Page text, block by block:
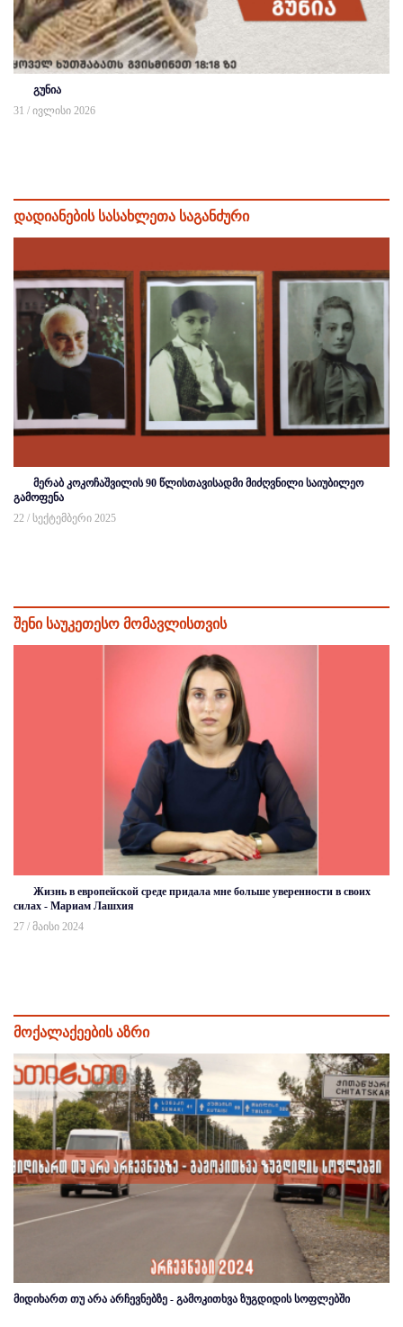
გუნია
31 / ივლისი 2026
დადიანების სასახლეთა საგანძური
მერაბ კოკოჩაშვილის 90 წლისთავისადმი მიძღვნილი საიუბილეო
გამოფენა
22 / სექტემბერი 2025
შენი საუკეთესო მომავლისთვის
Жизнь в европейской среде придала мне больше уверенности в своих
силах - Мариам Лашхия
27 / მაისი 2024
მოქალაქეების აზრი
მიდიხართ თუ არა არჩევნებზე - გამოკითხვა ზუგდიდის სოფლებში